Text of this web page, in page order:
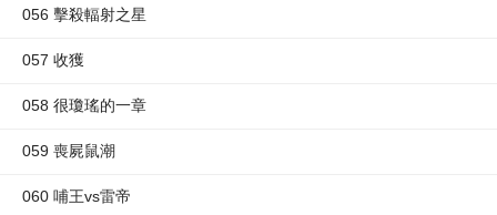
056 擊殺輻射之星
057 收獲
058 很瓊瑤的一章
059 喪屍鼠潮
060 哺王vs雷帝